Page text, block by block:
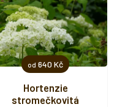
od 640 Kč
Hortenzie
stromečkovitá